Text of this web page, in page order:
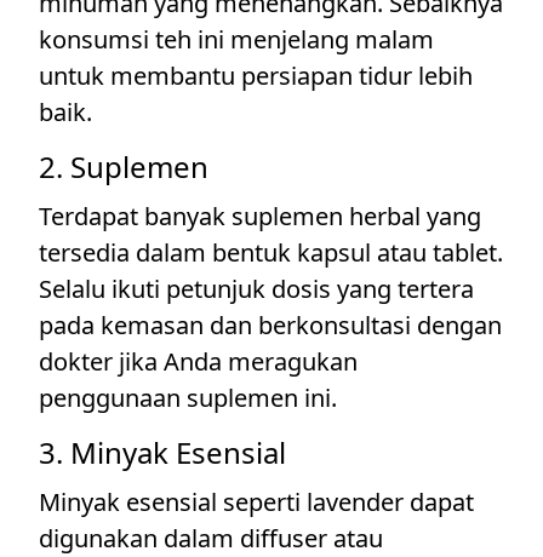
konsumsi teh ini menjelang malam
untuk membantu persiapan tidur lebih
baik.
2. Suplemen
Terdapat banyak suplemen herbal yang
tersedia dalam bentuk kapsul atau tablet.
Selalu ikuti petunjuk dosis yang tertera
pada kemasan dan berkonsultasi dengan
dokter jika Anda meragukan
penggunaan suplemen ini.
3. Minyak Esensial
Minyak esensial seperti lavender dapat
digunakan dalam diffuser atau